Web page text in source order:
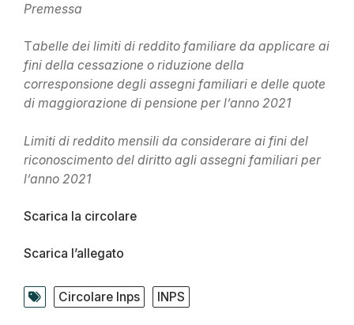
Premessa
Tabelle dei limiti di reddito familiare da applicare ai
fini della cessazione o riduzione della
corresponsione degli assegni familiari e delle quote
di maggiorazione di pensione per l’anno 2021
Limiti di reddito mensili da considerare ai fini del
riconoscimento del diritto agli assegni familiari per
l’anno 2021
Scarica la circolare
Scarica l’allegato
Circolare Inps INPS